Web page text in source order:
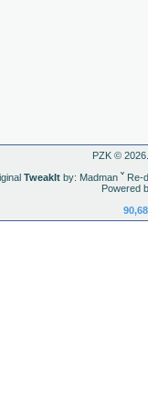
PZK ©
TweakItby: Madman ˇRe-
Powered